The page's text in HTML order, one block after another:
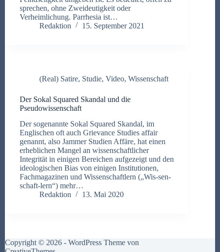
sprechen, ohne Zweideutigkeit oder
Verheimlichung. Parrhesia ist…
Redaktion
15. September 2021
(Real) Satire, Studie, Video, Wissenschaft
Der Sokal Squared Skandal und die
Pseudowissenschaft
Der sogenannte Sokal Squared Skandal, im
Englischen oft auch Grievance Studies affair
genannt, also Jammer Studien Affäre, hat einen
erheblichen Mangel an wissenschaftlicher
Integrität in einigen Bereichen aufgezeigt und den
ideologischen Bias von einigen Institutionen,
Fachmagazinen und Wissenschaftlern („Wis-sen-
schaft-lern“) mehr…
Redaktion
13. Mai 2020
Copyright © 2026 - WordPress Theme von